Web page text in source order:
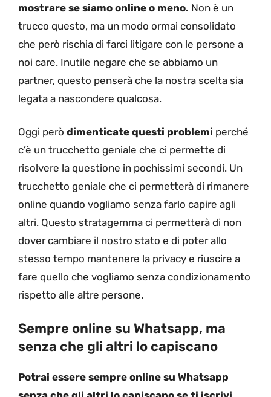
mostrare se siamo online o meno. Non è un
trucco questo, ma un modo ormai consolidato
che però rischia di farci litigare con le persone a
noi care. Inutile negare che se abbiamo un
partner, questo penserà che la nostra scelta sia
legata a nascondere qualcosa.
Oggi però dimenticate questi problemi perché
c’è un trucchetto geniale che ci permette di
risolvere la questione in pochissimi secondi. Un
trucchetto geniale che ci permetterà di rimanere
online quando vogliamo senza farlo capire agli
altri. Questo stratagemma ci permetterà di non
dover cambiare il nostro stato e di poter allo
stesso tempo mantenere la privacy e riuscire a
fare quello che vogliamo senza condizionamento
rispetto alle altre persone.
Sempre online su Whatsapp, ma
senza che gli altri lo capiscano
Potrai essere sempre online su Whatsapp